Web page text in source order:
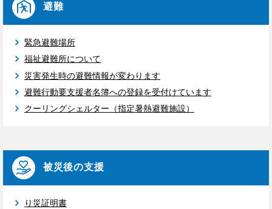
避難
緊急避難場所
福祉避難所について
災害発生時の避難情報が変わります
避難行動要支援者名簿への登録を受付けています
クーリングシェルター（指定暑熱避難施設）
被災後の支援
り災証明書